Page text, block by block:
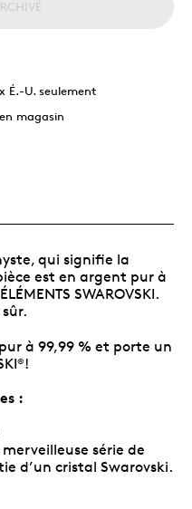
É.-U. seulement
magasin
qui signifie la
est en argent pur à
SWAROVSKI.
à 99,99 % et porte un
®!
:
série de
d’un cristal Swarovski.